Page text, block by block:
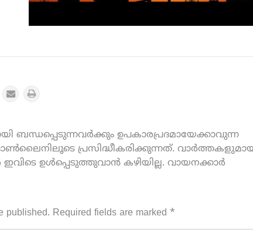
ബന്ധപ്പെടുന്നവർക്കും ഉപകാരപ്രദമായേക്കാവുന്ന
പ്രസിദ്ധീകരിക്കുന്നത്.
ഉൾപ്പെടുത്തുവാൻ കഴിയില്ല. വായനക്കാർ
published. Required fields are marked *